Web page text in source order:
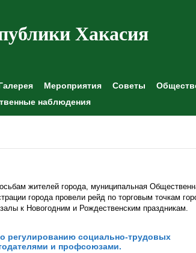
Хакасия
Мероприятия Советы
наблюдения
жителей города, муниципальная
города провели рейд по торговым точкам
к Новогодним и Рождественским праздникам.
регулированию социально-трудовых
и профсоюзами.